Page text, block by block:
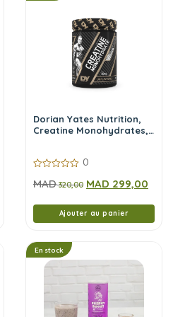
Dorian Yates Nutrition,
Creatine Monohydrates,
sur
0
MAD320,00 MAD 299,00
Ajouter au panier
En stock